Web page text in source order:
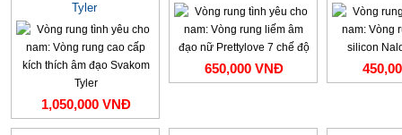
Tyler
1,050,000 VNĐ
650,000 VNĐ